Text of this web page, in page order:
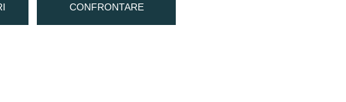
CONFRONTARE